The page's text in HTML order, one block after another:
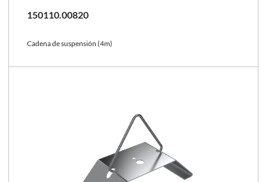
150110.00820
Cadena de suspensión (4m)